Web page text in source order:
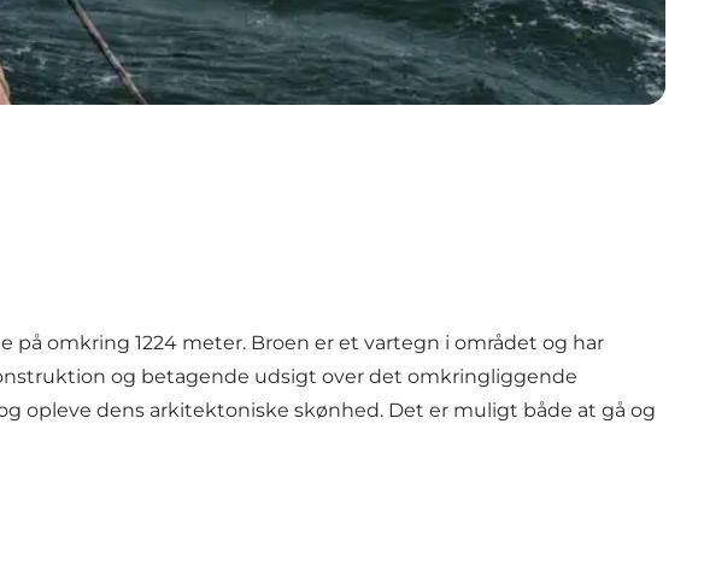
omkring 1224 meter. Broen er et vartegn i området og har
og betagende udsigt over det omkringliggende
opleve dens arkitektoniske skønhed. Det er muligt både at gå og